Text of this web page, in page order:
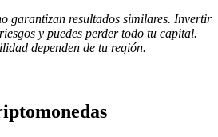
garantizan resultados similares. Invertir
y puedes perder todo tu capital.
dependen de tu región.